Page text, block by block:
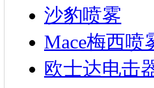
沙豹喷雾
Mace梅西喷
欧士达电击